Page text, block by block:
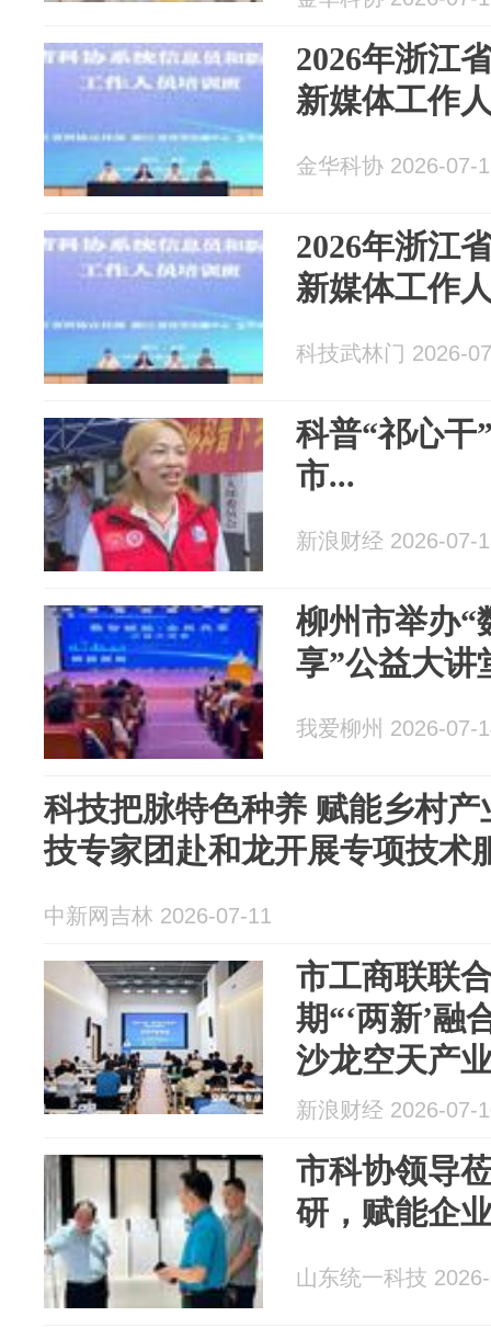
2026年浙江
新媒体工作
金华科协 2026-07-
2026年浙江
新媒体工作
科技武林门 2026-
科普“祁心干
市...
新浪财经 2026-07-
柳州市举办“
享”公益大讲
我爱柳州 2026-07-
科技把脉特色种养 赋能乡村
技专家团赴和龙开展专项技术
中新网吉林 2026-07-11
市工商联联
期“‘两新’融
沙龙空天产
新浪财经 2026-07-
市科协领导
研，赋能企
山东统一科技